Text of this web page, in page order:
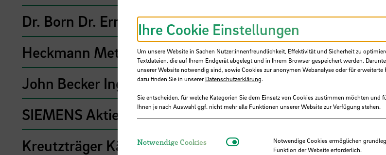
Dr. Born Dr. Ermel GmbH
Heckmann Metall- und Maschinenbau GmbH
John Becker Ingenieure GmbH & Co KG
SIEMENS Aktiengesellschaft
Kreutzträger Kältetechnik GmbH
Ihre Cookie Einstellungen
Um unsere Website in Sachen Nutzer:innenfreundlichkeit, Effektivität und Sicherheit zu
Textdateien, die auf Ihrem Endgerät abgelegt und in Ihrem Browser gespeichert werden.
unserer Website notwendig sind, sowie Cookies zur anonymen Webanalyse oder für
dazu finden Sie in unsererDatenschutzerklärung.
Sie entscheiden, für welche Kategorien Sie dem Einsatz von Cookies zustimmen möchten und
Ihnen je nach Auswahl ggf. nicht mehr alle Funktionen unserer Website zur Verfügung stehen.
Notwendige Cookies Notwendige Cookies
Notwendige Cookies ermöglichen
Funktion der Website erforderlich.